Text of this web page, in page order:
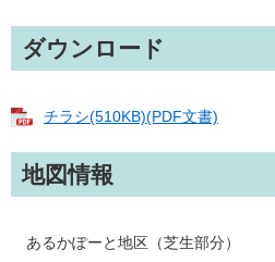
ダウンロード
チラシ(510KB)(PDF文書)
地図情報
あるかぽーと地区（芝生部分）